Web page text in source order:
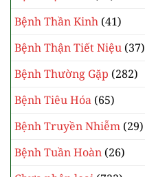
Bệnh Thần Kinh (41)
Bệnh Thận Tiết Niệu (37)
Bệnh Thường Gặp (282)
Bệnh Tiêu Hóa (65)
Bệnh Truyền Nhiễm (29)
Bệnh Tuần Hoàn (26)